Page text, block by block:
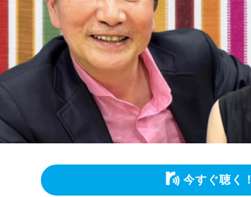
今すぐ聴く！